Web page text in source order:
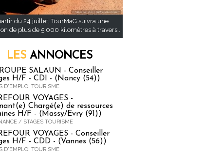
du 24 juillet, TourMaG suivra une
de plus de 5 000 kilomètres à travers...
LES ANNONCES
SALAUN - Conseiller
H/F - CDI - (Nancy (54))
D'EMPLOI TOURISME
VOYAGES -
Chargé(e) de ressources
H/F - (Massy/Evry (91))
/ STAGES TOURISME
VOYAGES - Conseiller
H/F - CDD - (Vannes (56))
D'EMPLOI TOURISME